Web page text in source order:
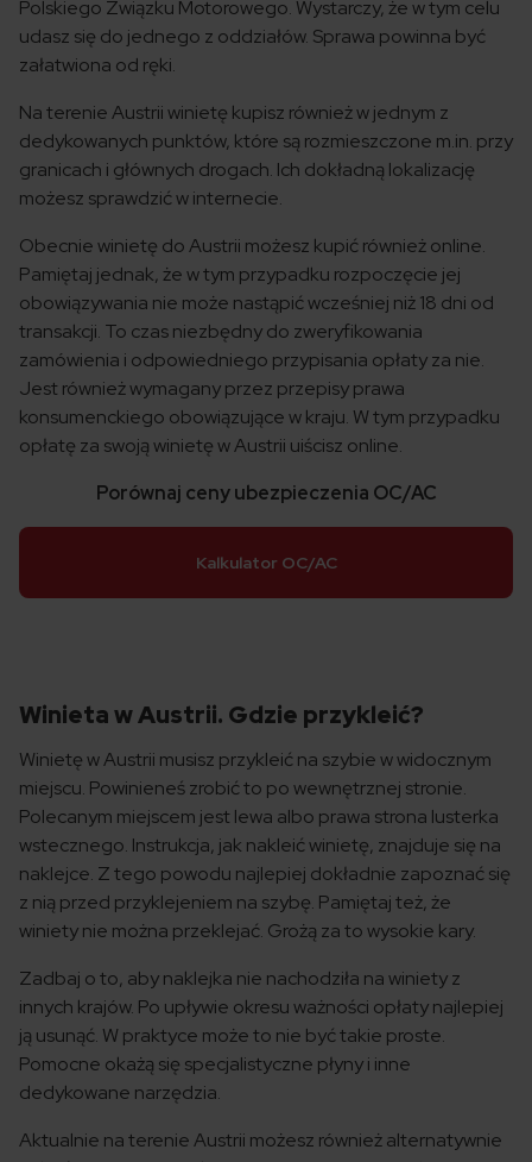
Polskiego Związku Motorowego. Wystarczy, że w tym celu
udasz się do jednego z oddziałów. Sprawa powinna być
załatwiona od ręki.
Na terenie Austrii winietę kupisz również w jednym z
dedykowanych punktów, które są rozmieszczone m.in. przy
granicach i głównych drogach. Ich dokładną lokalizację
możesz sprawdzić w internecie.
Obecnie winietę do Austrii możesz kupić również online.
Pamiętaj jednak, że w tym przypadku rozpoczęcie jej
obowiązywania nie może nastąpić wcześniej niż 18 dni od
transakcji. To czas niezbędny do zweryfikowania
zamówienia i odpowiedniego przypisania opłaty za nie.
Jest również wymagany przez przepisy prawa
konsumenckiego obowiązujące w kraju. W tym przypadku
opłatę za swoją winietę w Austrii uiścisz online.
Porównaj ceny ubezpieczenia OC/AC
Kalkulator OC/AC
Winieta w Austrii. Gdzie przykleić?
Winietę w Austrii musisz przykleić na szybie w widocznym
miejscu. Powinieneś zrobić to po wewnętrznej stronie.
Polecanym miejscem jest lewa albo prawa strona lusterka
wstecznego. Instrukcja, jak nakleić winietę, znajduje się na
naklejce. Z tego powodu najlepiej dokładnie zapoznać się
z nią przed przyklejeniem na szybę. Pamiętaj też, że
winiety nie można przeklejać. Grożą za to wysokie kary.
Zadbaj o to, aby naklejka nie nachodziła na winiety z
innych krajów. Po upływie okresu ważności opłaty najlepiej
ją usunąć. W praktyce może to nie być takie proste.
Pomocne okażą się specjalistyczne płyny i inne
dedykowane narzędzia.
Aktualnie na terenie Austrii możesz również alternatywnie